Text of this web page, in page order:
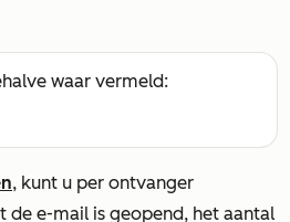
waar vermeld:
, kunt u per ontvanger
de e-mail is geopend, het aantal